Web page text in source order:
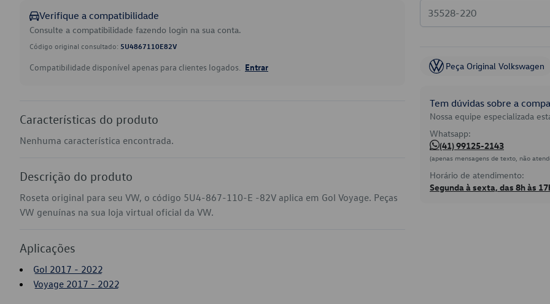
Verifique a compatibilidade
Consulte a compatibilidade fazendo login na sua conta.
Código original consultado: 5U4867110E82V
Compatibilidade disponível apenas para clientes logados. Entrar
Características do produto
Nenhuma característica encontrada.
Descrição do produto
Roseta original para seu VW, o código 5U4-867-110-E -82V aplica em Gol Voyage. Peças
VW genuínas na sua loja virtual oficial da VW.
Aplicações
Gol 2017 - 2022
Voyage 2017 - 2022
Peça Original Volkswagen
Tem dúvidas sobre a
Nossa equipe especializada
Whatsapp:
(41) 99125-2143
(apenas mensagens de texto, não
Horário de atendimento:
Segunda à sexta, das 8h às